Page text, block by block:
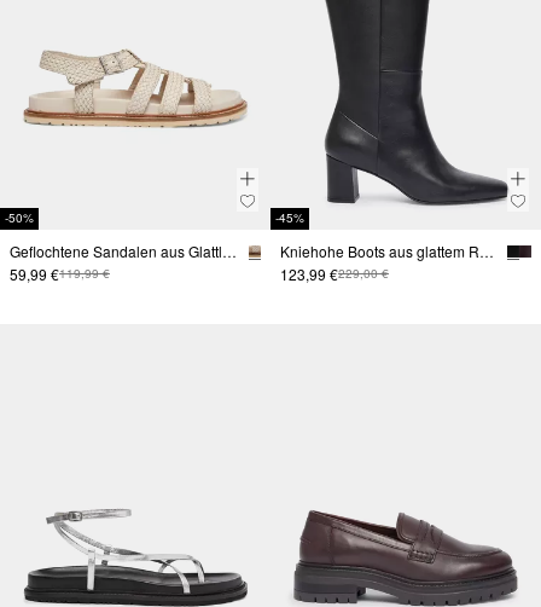
-50%
Geflochtene Sandalen aus Glattleder
59,99 €119,99 €
-45%
Kniehohe Boots aus glattem Rindsleder
123,99 €229,00 €